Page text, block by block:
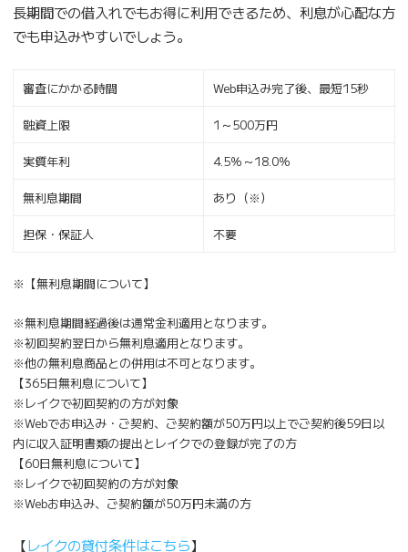
長期間での借入れでもお得に利用できるため、利息が心配な方
でも申込みやすいでしょう。
審査にかかる時間 Web申込み完了後、最短15秒
融資上限 1～500万円
実質年利 4.5％～18.0％
無利息期間 あり（※）
担保・保証人 不要
※【無利息期間について】
※無利息期間経過後は通常金利適用となります。
※初回契約翌日から無利息適用となります。
※他の無利息商品との併用は不可となります。
【365日無利息について】
※レイクで初回契約の方が対象
※Webでお申込み・ご契約、ご契約額が50万円以上でご契約後59日以
内に収入証明書類の提出とレイクでの登録が完了の方
【60日無利息について】
※レイクで初回契約の方が対象
※Webお申込み、ご契約額が50万円未満の方
【レイクの貸付条件はこちら】